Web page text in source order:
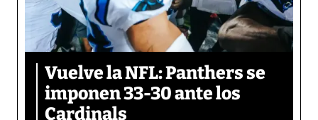
Vuelve la NFL: Panthers se
imponen 33-30 ante los
Cardinals